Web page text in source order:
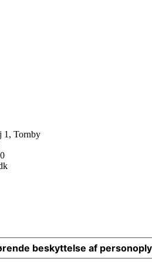
1, Tornby
beskyttelse af